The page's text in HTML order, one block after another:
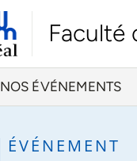
Faculté
NOS ÉVÉNEMENTS
ÉVÉNEMENT